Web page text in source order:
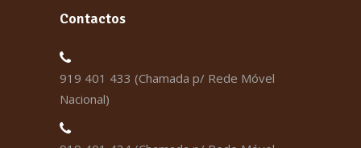
Contactos
919 401 433 (Chamada p/ Rede Móvel
Nacional)